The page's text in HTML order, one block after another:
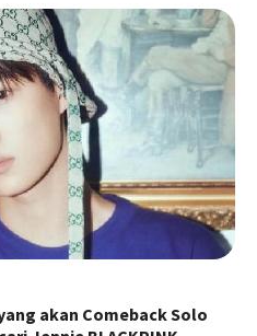
akan Comeback Solo